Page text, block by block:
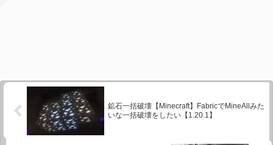
鉱石一括破壊【Minecraft】FabricでMineAllみた
いな一括破壊をしたい【1.20.1】